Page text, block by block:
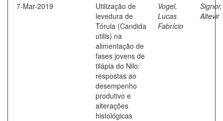
7-Mar-2019
Utilização de
levedura de
Tórula (Candida
utilis) na
alimentação de
fases jovens de
tilápia do Nilo:
respostas ao
desempenho
produtivo e
alterações
histológicas
Vogel,
Lucas
Fabrício
Signor,
Altevir